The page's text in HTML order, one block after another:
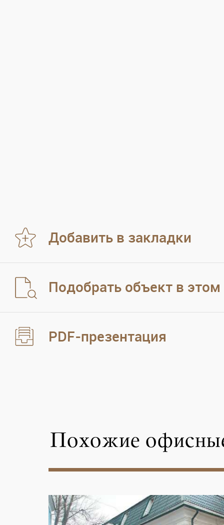
Добавить в закладки
Подобрать объект в этом
PDF-презентация
Похожие